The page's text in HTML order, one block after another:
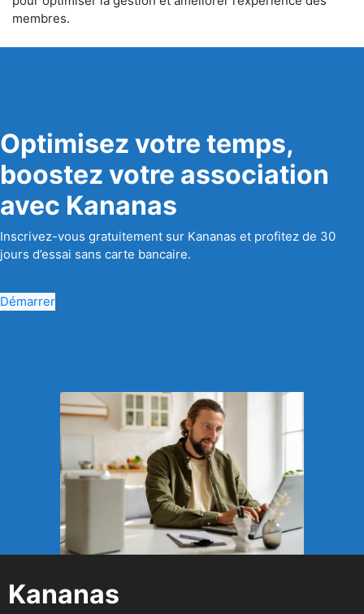
membres.
Optimisez votre temps,
boostez votre association
avec Kananas
Inscrivez-vous gratuitement sur Kananas et profitez de 30
jours d’essai sans carte bancaire.
Démarrer
Kananas